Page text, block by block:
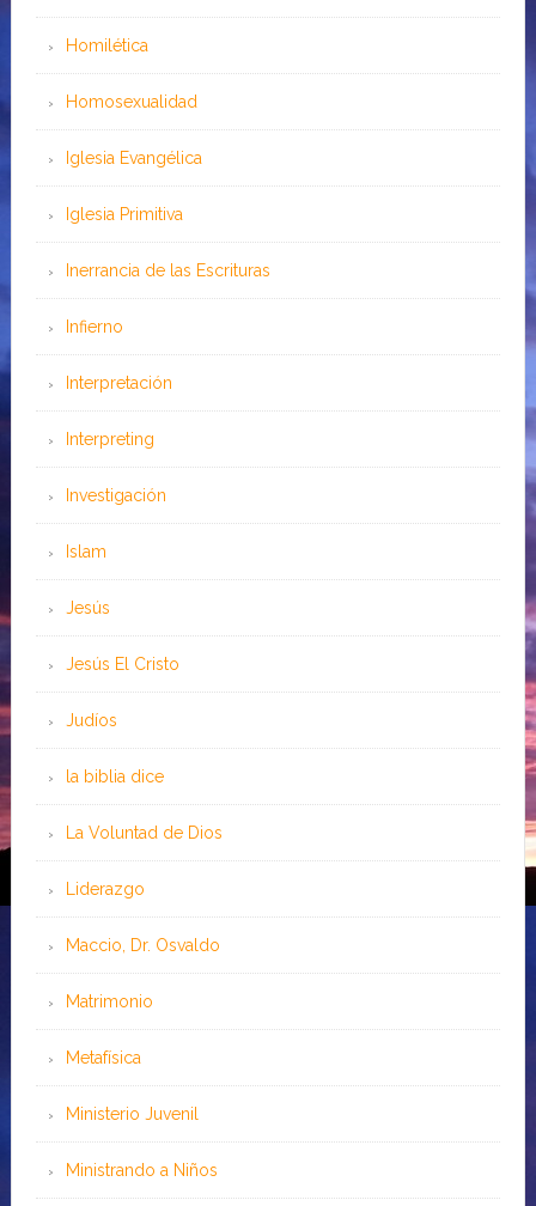
Homilética
Homosexualidad
Iglesia Evangélica
Iglesia Primitiva
Inerrancia de las Escrituras
Infierno
Interpretación
Interpreting
Investigación
Islam
Jesús
Jesús El Cristo
Judíos
la biblia dice
La Voluntad de Dios
Liderazgo
Maccio, Dr. Osvaldo
Matrimonio
Metafísica
Ministerio Juvenil
Ministrando a Niños